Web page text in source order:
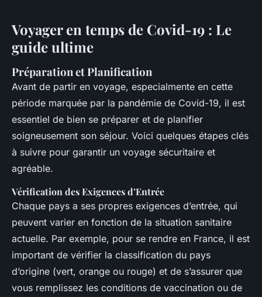
Voyager en temps de Covid-19 : Le
guide ultime
Préparation et Planification
Avant de partir en voyage, especialmente en cette
période marquée par la pandémie de Covid-19, il est
essentiel de bien se préparer et de planifier
soigneusement son séjour. Voici quelques étapes clés
à suivre pour garantir un voyage sécuritaire et
agréable.
Vérification des Exigences d’Entrée
Chaque pays a ses propres exigences d’entrée, qui
peuvent varier en fonction de la situation sanitaire
actuelle. Par exemple, pour se rendre en France, il est
important de vérifier la classification du pays
d’origine (vert, orange ou rouge) et de s’assurer que
vous remplissez les conditions de vaccination ou de